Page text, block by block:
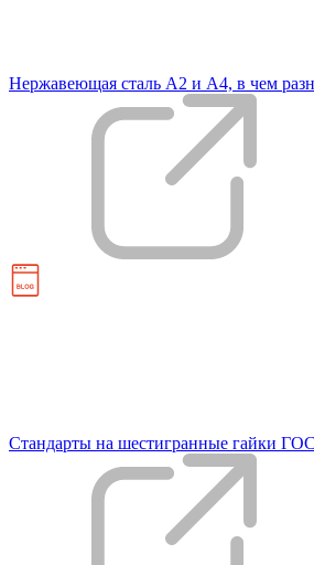
Нержавеющая сталь А2 и А4, в чем
Стандарты на шестигранные гайки